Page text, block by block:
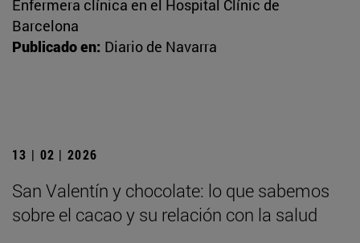
Enfermera clínica en el Hospital Clínic de
Barcelona
Publicado en: Diario de Navarra
13 | 02 | 2026
San Valentín y chocolate: lo que sabemos
sobre el cacao y su relación con la salud